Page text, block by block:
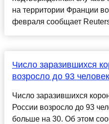
на территории Франции
февраля сообщает
Число заразившихся
возросло до 93 человек
Число заразившихся
России возросло до 93
больше на 30. Об этом